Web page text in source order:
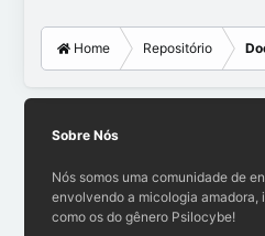
Home Repositório
Sobre Nós
Nós somos uma comunidade de
envolvendo a micologia
como os do gênero Psilocybe!